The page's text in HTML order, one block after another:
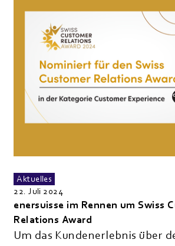
Aktuelles
22. Juli 2024
enersuisse im Rennen um Swiss
Relations Award
Um das Kundenerlebnis über